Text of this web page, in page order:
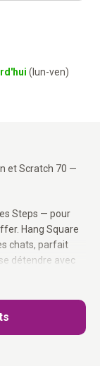
et Scratch 70 —
Steps — pour
Hang Square
chats, parfait
détendre avec
adapte la
de
(lun-ven)